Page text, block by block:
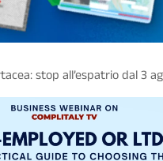
stop all’espatrio dal 3